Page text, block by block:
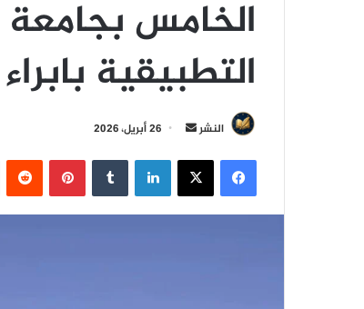
الخامس بجامعة
التطبيقية بابراء
النشر
ل
ب
26 أبريل، 2026
فيسبوك ‫X لينكدإن بينتيريست